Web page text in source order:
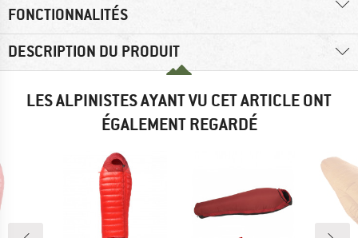
FONCTIONNALITÉS
DESCRIPTION DU PRODUIT
LES ALPINISTES AYANT VU CET ARTICLE ONT
ÉGALEMENT REGARDÉ